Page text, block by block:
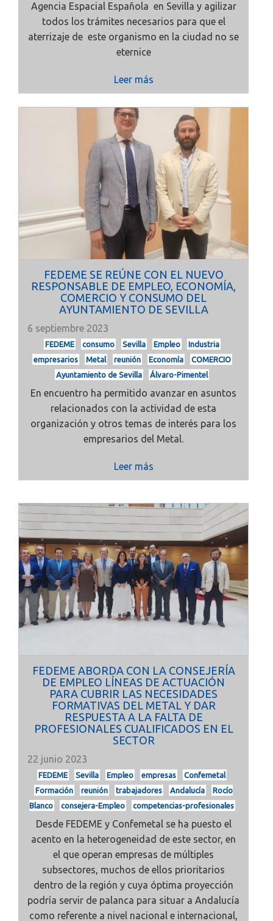
Agencia Espacial Española en Sevilla y agilizar
todos los trámites necesarios para que el
aterrizaje de este organismo en la ciudad no se
eternice
Leer más
FEDEME SE REÚNE CON EL NUEVO
RESPONSABLE DE EMPLEO, ECONOMÍA,
COMERCIO Y CONSUMO DEL
AYUNTAMIENTO DE SEVILLA
6 septiembre 2023
FEDEME consumo Sevilla Empleo
Industria
empresarios
Metal reunión Economía
COMERCIO
Ayuntamiento de Sevilla
Álvaro-Pimentel
En encuentro ha permitido avanzar en asuntos
relacionados con la actividad de esta
organización y otros temas de interés para los
empresarios del Metal.
Leer más
FEDEME ABORDA CON LA CONSEJERÍA
DE EMPLEO LÍNEAS DE ACTUACIÓN
PARA CUBRIR LAS NECESIDADES
FORMATIVAS DEL METAL Y DAR
RESPUESTA A LA FALTA DE
PROFESIONALES CUALIFICADOS EN EL
SECTOR
22 junio 2023
FEDEME Sevilla Empleo empresas
Confemetal
Formación
reunión trabajadores Andalucía
Rocío
Blanco
consejera-Empleo competencias-profesionales
Desde FEDEME y Confemetal se ha puesto el
acento en la heterogeneidad de este sector, en
el que operan empresas de múltiples
subsectores, muchos de ellos prioritarios
dentro de la región y cuya óptima proyección
podría servir de palanca para situar a Andalucía
como referente a nivel nacional e internacional,